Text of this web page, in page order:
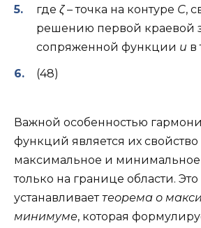
где ζ– точка на контуре С,
решению первой краевой
сопряженной функции u в
(48)
Важной особенностью
функций является их
максимальное и минимальное
только на границе области. Это
устанавливаеттеорема о
минимуме, которая